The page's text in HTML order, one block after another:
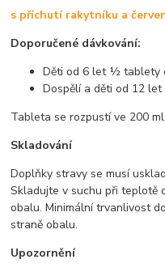
s příchutí rakytníku a
Doporučené dávkování:
Děti od 6 let ½ tablety
Dospělí a děti od 12
Tableta se rozpustí ve 200
Skladování
Doplňky stravy se musí
Skladujte v suchu při teplotě
obalu. Minimální trvanlivost
straně obalu.
Upozornění